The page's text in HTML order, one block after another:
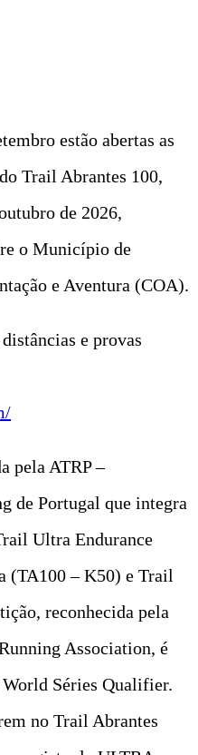
estão abertas as
Trail Abrantes 100,
de 2026,
o Município de
e Aventura (COA).
e provas
pela ATRP –
de Portugal que integra
Ultra Endurance
(TA100 – K50) e Trail
reconhecida pela
Association, é
Séries Qualifier.
no Trail Abrantes